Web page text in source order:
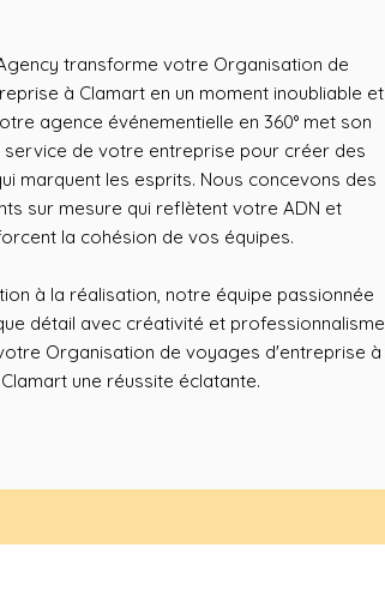
transforme votre Organisation de
à Clamart en un moment inoubliable et
agence événementielle en 360° met son
service de votre entreprise pour créer des
marquent les esprits. Nous concevons des
sur mesure qui reflètent votre ADN et
la cohésion de vos équipes.
à la réalisation, notre équipe passionnée
détail avec créativité et professionnalisme
Organisation de voyages d'entreprise à
Clamart une réussite éclatante.